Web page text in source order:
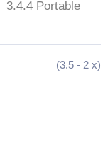
3.4.4 Portable
(3.5 - 2 x)